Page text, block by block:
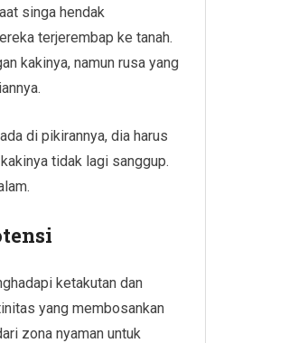
singa hendak
terjerembap ke tanah.
kakinya, namun rusa yang
di pikirannya, dia harus
tidak lagi sanggup.
ketakutan dan
yang membosankan
zona nyaman untuk